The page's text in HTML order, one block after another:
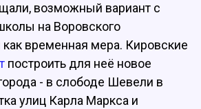
возможный вариант с
на Воровского
как временная мера. Кировские
построить для неё новое
- в слободе Шевели в
улиц Карла Маркса и